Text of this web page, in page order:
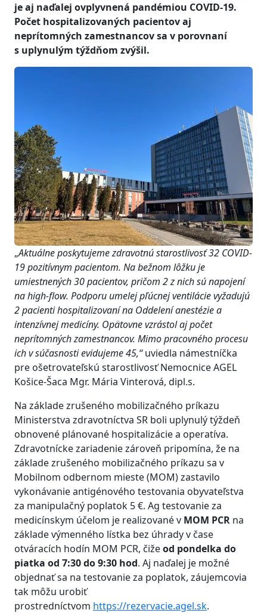
je aj naďalej ovplyvnená pandémiou COVID-19.
Počet hospitalizovaných pacientov aj
neprítomných zamestnancov sa v porovnaní
s uplynulým týždňom zvýšil.
„Aktuálne poskytujeme zdravotnú starostlivosť32 COVID-
19 pozitívnym pacientom. Na bežnom lôžku je
umiestnených30pacientov, pričom 2z nichsú napojení
nahigh-flow. Podporu umelej pľúcnej ventilácie vyžadujú
2 pacientihospitalizovaní na Oddelení anestézie a
intenzívnej medicíny. Opätovne vzrástol aj počet
neprítomnýchzamestnancov. Mimo pracovného procesu
ichvsúčasnostievidujeme45,“uviedla námestníčka
pre ošetrovateľskú starostlivosť Nemocnice AGEL
Košice-Šaca Mgr. Mária Vinterová, dipl.s.
Na základe zrušeného mobilizačného príkazu
Ministerstva zdravotníctva SR boli uplynulý týždeň
obnovené plánované hospitalizácie a operatíva.
Zdravotnícke zariadenie zároveň pripomína, že na
základe zrušeného mobilizačného príkazu sa v
Mobilnom odbernom mieste (MOM) zastavilo
vykonávanie antigénového testovania obyvateľstva
za manipulačný poplatok 5 €. Ag testovanie za
medicínskym účelom je realizované v MOM PCR na
základe výmenného lístka bez úhrady v čase
otváracích hodín MOM PCR, čižeod pondelka do
piatka od 7:30 do 9:30 hod. Aj naďalej je možné
objednať sa na testovanie za poplatok, záujemcovia
tak môžu urobiť
prostredníctvom https://rezervacie.agel.sk.